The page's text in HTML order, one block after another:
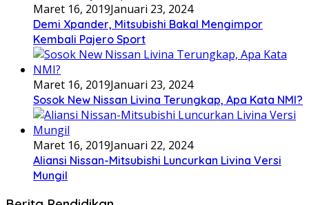
Maret 16, 2019Januari 23, 2024
Demi Xpander, Mitsubishi Bakal Mengimpor
Kembali Pajero Sport
Maret 16, 2019Januari 23, 2024
Sosok New Nissan Livina Terungkap, Apa Kata NMI?
Maret 16, 2019Januari 22, 2024
Aliansi Nissan-Mitsubishi Luncurkan Livina Versi
Mungil